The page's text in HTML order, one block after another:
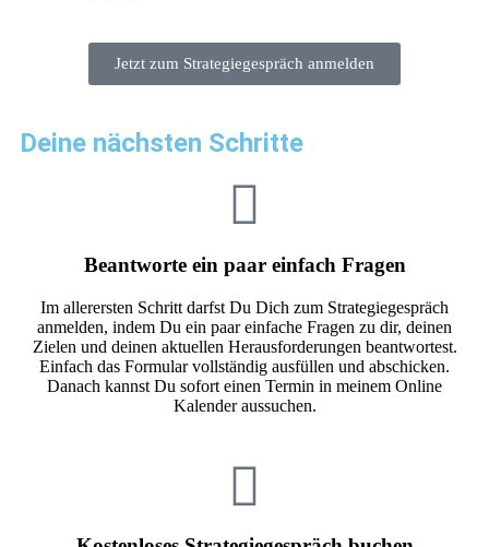
Jetzt zum Strategiegespräch anmelden
Deine nächsten Schritte
Beantworte ein paar einfach Fragen
Im allerersten Schritt darfst Du Dich zum Strategiegespräch
anmelden, indem Du ein paar einfache Fragen zu dir, deinen
Zielen und deinen aktuellen Herausforderungen beantwortest.
Einfach das Formular vollständig ausfüllen und abschicken.
Danach kannst Du sofort einen Termin in meinem Online
Kalender aussuchen.